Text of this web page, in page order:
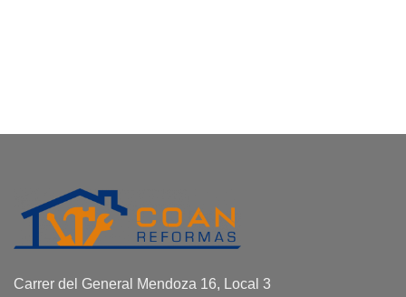
Carrer del General Mendoza 16, Local 3